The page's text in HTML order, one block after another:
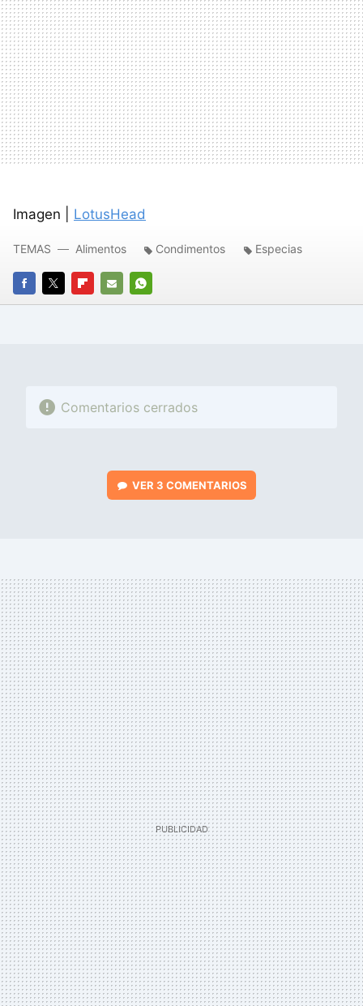
Imagen | LotusHead
FACEBOOK
TWITTERFLIPBOARD
E-
WHATSAPP
TEMAS Alimentos Condimentos Especias
Comentarios cerrados
VER 3 COMENTARIOS